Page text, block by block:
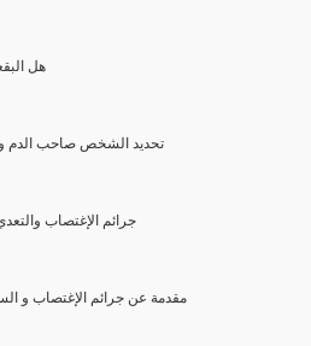
(13) هل
(14) تحديد الشخص صاحب
5- جرائم الإغتصاب
(15) مقدمة عن جرائم الإغتصاب